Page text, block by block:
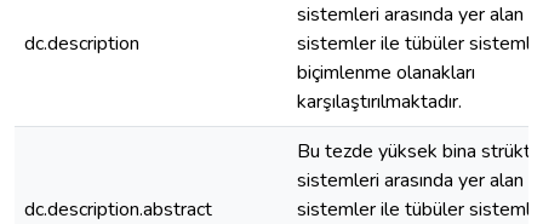
dc.description
sistemleri arasında yer alan
sistemler ile tübüler
biçimlenme olanakları
karşılaştırılmaktadır.
dc.description.abstract
Bu tezde yüksek bina
sistemleri arasında yer alan
sistemler ile tübüler